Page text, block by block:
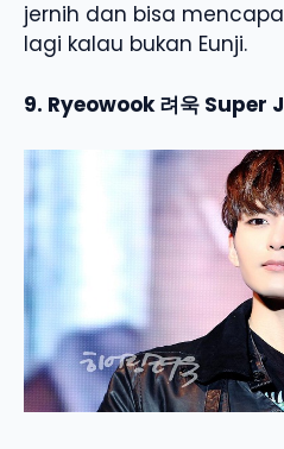
jernih dan bisa
lagi kalau bukan Eunji.
9. Ryeowook 려욱 Super